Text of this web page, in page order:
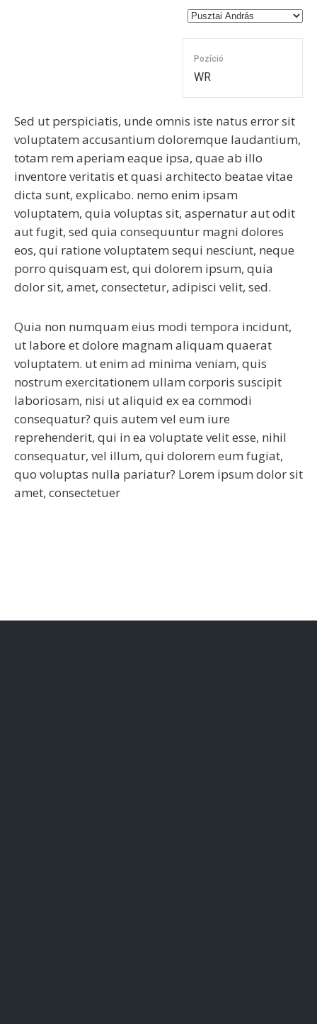
Pozíció
WR
Sed ut perspiciatis, unde omnis iste natus error sit
voluptatem accusantium doloremque laudantium,
totam rem aperiam eaque ipsa, quae ab illo
inventore veritatis et quasi architecto beatae vitae
dicta sunt, explicabo. nemo enim ipsam
voluptatem, quia voluptas sit, aspernatur aut odit
aut fugit, sed quia consequuntur magni dolores
eos, qui ratione voluptatem sequi nesciunt, neque
porro quisquam est, qui dolorem ipsum, quia
dolor sit, amet, consectetur, adipisci velit, sed.
Quia non numquam eius modi tempora incidunt,
ut labore et dolore magnam aliquam quaerat
voluptatem. ut enim ad minima veniam, quis
nostrum exercitationem ullam corporis suscipit
laboriosam, nisi ut aliquid ex ea commodi
consequatur? quis autem vel eum iure
reprehenderit, qui in ea voluptate velit esse, nihil
consequatur, vel illum, qui dolorem eum fugiat,
quo voluptas nulla pariatur? Lorem ipsum dolor sit
amet, consectetuer